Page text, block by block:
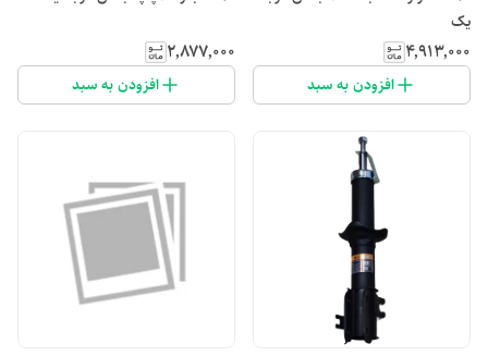
یک
۴٬۹۱۳٬۰۰۰
افزودن به سبد
۲٬۸۷۷٬۰۰۰
افزودن به سبد